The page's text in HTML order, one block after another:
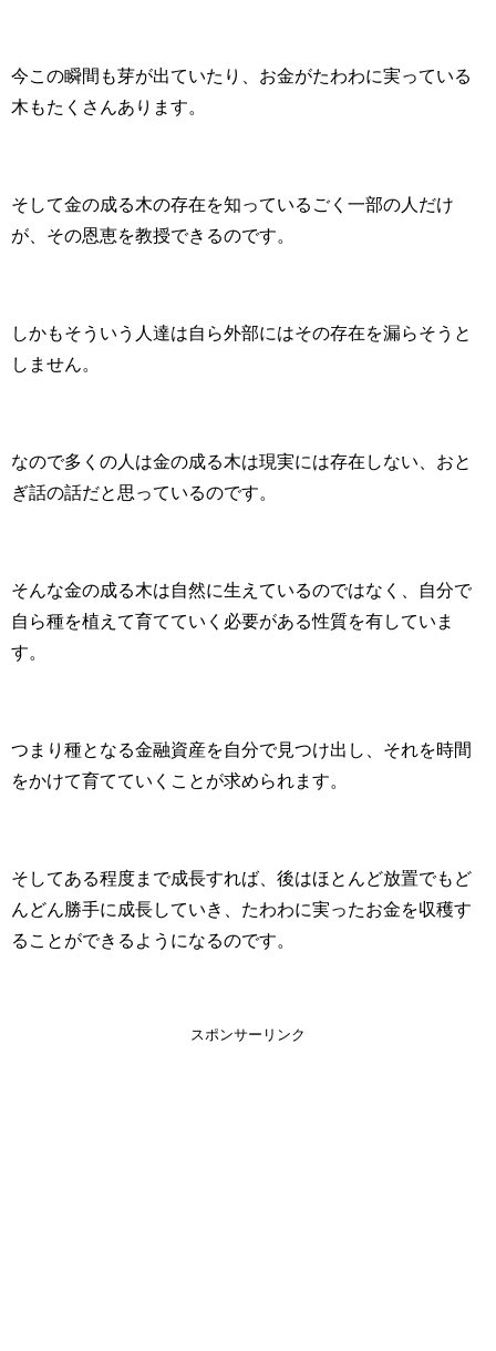
今この瞬間も芽が出ていたり、お金がたわわに実っている
木もたくさんあります。
そして金の成る木の存在を知っているごく一部の人だけ
が、その恩恵を教授できるのです。
しかもそういう人達は自ら外部にはその存在を漏らそうと
しません。
なので多くの人は金の成る木は現実には存在しない、おと
ぎ話の話だと思っているのです。
そんな金の成る木は自然に生えているのではなく、自分で
自ら種を植えて育てていく必要がある性質を有していま
す。
つまり種となる金融資産を自分で見つけ出し、それを時間
をかけて育てていくことが求められます。
そしてある程度まで成長すれば、後はほとんど放置でもど
んどん勝手に成長していき、たわわに実ったお金を収穫す
ることができるようになるのです。
スポンサーリンク